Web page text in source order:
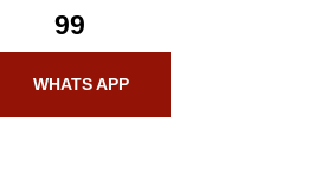
99
WHATS APP